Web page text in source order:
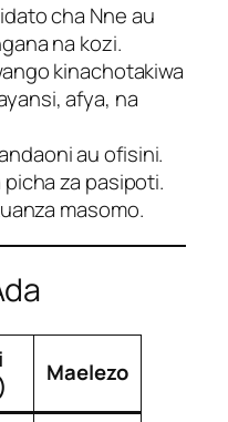
cha Nne au
na kozi.
kinachotakiwa
afya, na
au ofisini.
za pasipoti.
masomo.
Maelezo